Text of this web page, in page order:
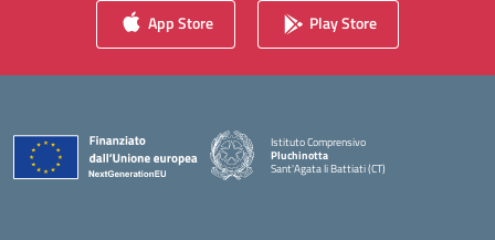
App Store Play Store
Istituto Comprensivo
Pluchinotta
Sant'Agata li Battiati (CT)
— Visita la pagina iniziale della scuola